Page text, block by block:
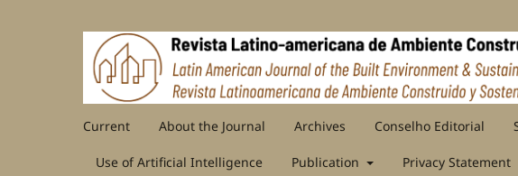
Current About the Journal Archives Conselho Editorial
Use of Artificial Intelligence Publication Privacy Statement